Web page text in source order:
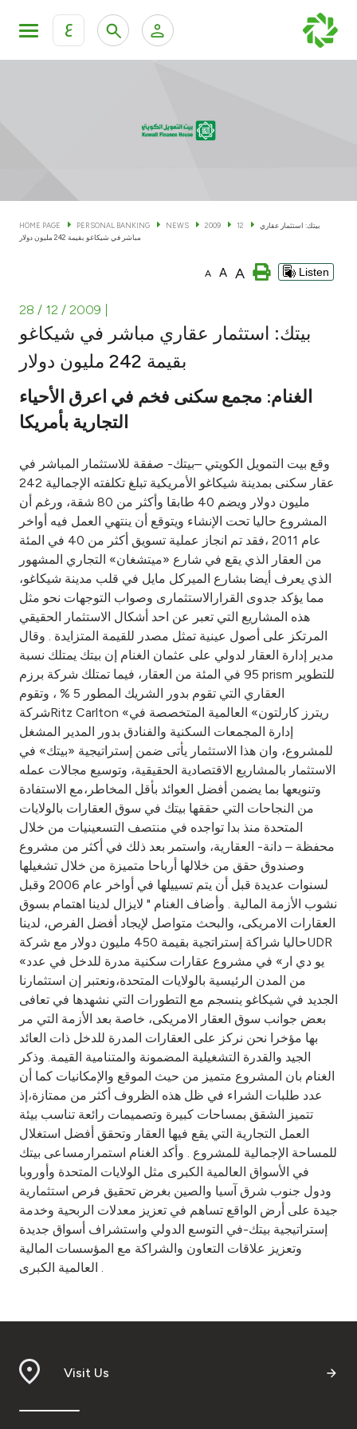
ع
KFH Online Corporate Banking Services
Cards
Banking Tiers
Investment
Tools & Services
After Sales Services
Contact us
Branch & ATM locator
Germany
Malaysia
Turkey
Egypt
UK
Kingdom of Bahrain
HOME PAGE PERSONAL BANKING NEWS 2009 12
بيتك: استثمار عقاري
مباشر في شيكاغو بقيمة 242 مليون دولار
A A A Listen
28 / 12 / 2009
بيتك: استثمار عقاري مباشر في شيكاغو
بقيمة 242 مليون دولار
الغنام: مجمع سكنى فخم في اعرق الأحياء
التجارية بأمريكا
وقع بيت التمويل الكويتي –بيتك- صفقة للاستثمار المباشر في
عقار سكنى بمدينة شيكاغو الأمريكية تبلغ تكلفته الإجمالية 242
مليون دولار ويضم 40 طابقا وأكثر من 80 شقة، ورغم أن
المشروع حاليا تحت الإنشاء ويتوقع أن ينتهي العمل فيه أواخر
عام 2011 ،فقد تم انجاز عملية تسويق أكثر من 40 في المئة
من العقار الذي يقع في شارع «ميتشغان» التجاري المشهور
الذي يعرف أيضا بشارع الميركل مايل في قلب مدينة شيكاغو،
مما يؤكد جدوى القرارالاستثمارى وصواب التوجهات نحو مثل
هذه المشاريع التي تعبر عن احد أشكال الاستثمار الحقيقي
المرتكز على أصول عينية تمثل مصدر للقيمة المتزايدة . وقال
مدير إدارة العقار لدولي على عثمان الغنام إن بيتك يمتلك نسبة
95 في المئة من العقار، فيما تمتلك شركة برزم prism للتطوير
العقاري التي تقوم بدور الشريك المطور 5 % ، وتقوم
شركةRitz Carlton «ريترز كارلتون» العالمية المتخصصة في
إدارة المجمعات السكنية والفنادق بدور المدير المشغل
للمشروع، وان هذا الاستثمار يأتى ضمن إستراتيجية «بيتك» في
الاستثمار بالمشاريع الاقتصادية الحقيقية، وتوسيع مجالات عمله
وتنويعها بما يضمن أفضل العوائد بأقل المخاطر،مع الاستفادة
من النجاحات التي حققها بيتك في سوق العقارات بالولايات
المتحدة منذ بدا تواجده في منتصف التسعينيات من خلال
محفظة – دانة- العقارية، واستمر بعد ذلك في أكثر من مشروع
وصندوق حقق من خلالها أرباحا متميزة من خلال تشغيلها
لسنوات عديدة قبل أن يتم تسييلها في أواخر عام 2006 وقبل
نشوب الأزمة المالية . وأضاف الغنام " لايزال لدينا اهتمام بسوق
العقارات الامريكى، والبحث متواصل لإيجاد أفضل الفرص، لدينا
حاليا شراكة إستراتجية بقيمة 450 مليون دولار مع شركةUDR
«يو دي ار» في مشروع عقارات سكنية مدرة للدخل في عدد
من المدن الرئيسية بالولايات المتحدة،ونعتبر إن استثمارنا
الجديد في شيكاغو ينسجم مع التطورات التي نشهدها في تعافى
بعض جوانب سوق العقار الامريكى، خاصة بعد الأزمة التي مر
بها مؤخرا نحن نركز على العقارات المدرة للدخل ذات العائد
الجيد والقدرة التشغيلية المضمونة والمتنامية القيمة. وذكر
الغنام بان المشروع متميز من حيث الموقع والإمكانيات كما أن
عدد طلبات الشراء في ظل هذه الظروف أكثر من ممتازة،إذ
تتميز الشقق بمساحات كبيرة وتصميمات رائعة تناسب بيئة
العمل التجارية التي يقع فيها العقار وتحقق أفضل استغلال
للمساحة الإجمالية للمشروع . وأكد الغنام استمرارمساعى بيتك
في الأسواق العالمية الكبرى مثل الولايات المتحدة وأوروبا
ودول جنوب شرق آسيا والصين بغرض تحقيق فرص استثمارية
جيدة على أرض الواقع تساهم في تعزيز معدلات الربحية وخدمة
إستراتيجية بيتك-في التوسع الدولي واستشراف أسواق جديدة
وتعزيز علاقات التعاون والشراكة مع المؤسسات المالية
العالمية الكبرى .
Visit Us